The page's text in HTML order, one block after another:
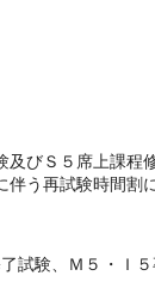
びＳ５席上課程
伴う再試験時間割
験、Ｍ５・Ｉ